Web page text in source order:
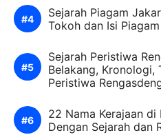
Sejarah Piagam
Tokoh dan Isi
Sejarah Peristiwa
Belakang, Kronologi,
Peristiwa
22 Nama Kerajaan
Dengan Sejarah dan